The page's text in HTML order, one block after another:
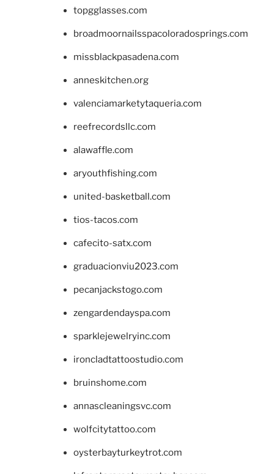
topgglasses.com
broadmoornailsspacoloradosprings.com
missblackpasadena.com
anneskitchen.org
valenciamarketytaqueria.com
reefrecordsllc.com
alawaffle.com
aryouthfishing.com
united-basketball.com
tios-tacos.com
cafecito-satx.com
graduacionviu2023.com
pecanjackstogo.com
zengardendayspa.com
sparklejewelryinc.com
ironcladtattoostudio.com
bruinshome.com
annascleaningsvc.com
wolfcitytattoo.com
oysterbayturkeytrot.com